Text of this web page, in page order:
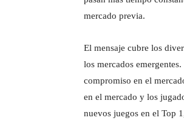
mercado previa.
El mensaje cubre los
los mercados
compromiso en el
en el mercado y los
nuevos juegos en el Top